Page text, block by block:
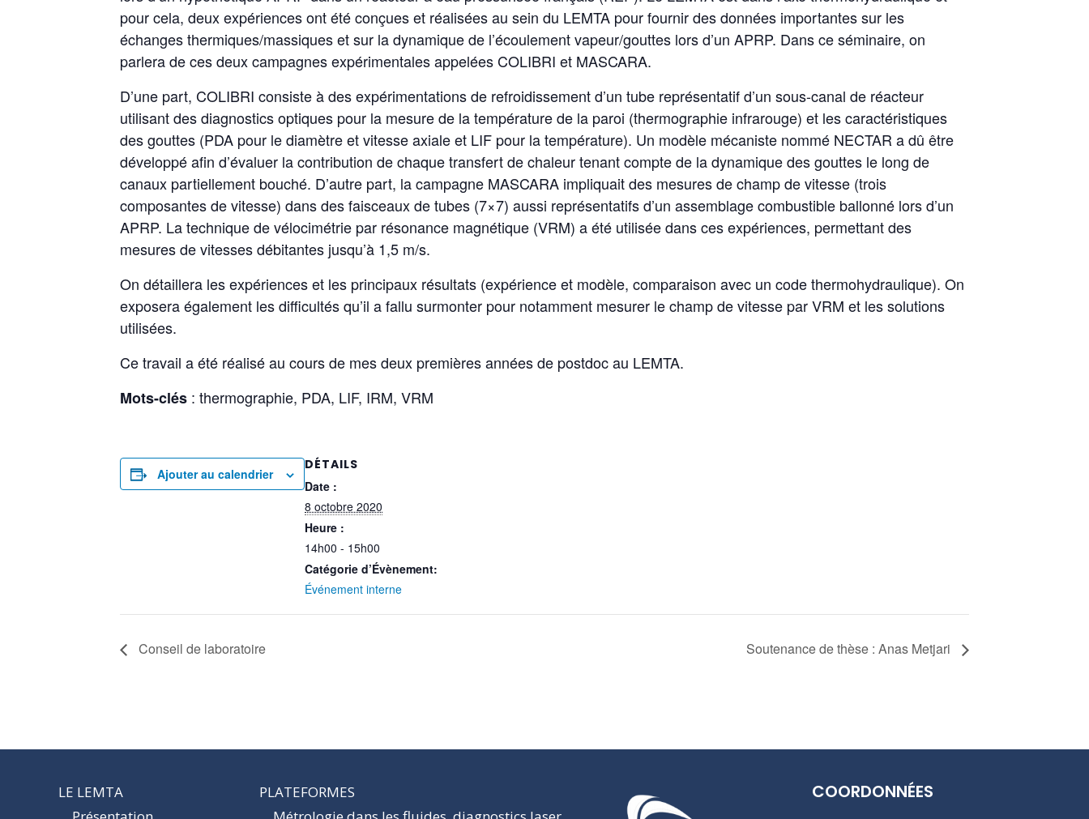
pour cela, deux expériences ont été conçues et réalisées au sein du LEMTA pour fournir des données importantes sur les
échanges thermiques/massiques et sur la dynamique de l’écoulement vapeur/gouttes lors d’un APRP. Dans ce séminaire, on
parlera de ces deux campagnes expérimentales appelées COLIBRI et MASCARA.
D’une part, COLIBRI consiste à des expérimentations de refroidissement d’un tube représentatif d’un sous-canal de réacteur
utilisant des diagnostics optiques pour la mesure de la température de la paroi (thermographie infrarouge) et les caractéristiques
des gouttes (PDA pour le diamètre et vitesse axiale et LIF pour la température). Un modèle mécaniste nommé NECTAR a dû être
développé afin d’évaluer la contribution de chaque transfert de chaleur tenant compte de la dynamique des gouttes le long de
canaux partiellement bouché. D’autre part, la campagne MASCARA impliquait des mesures de champ de vitesse (trois
composantes de vitesse) dans des faisceaux de tubes (7×7) aussi représentatifs d’un assemblage combustible ballonné lors d’un
APRP. La technique de vélocimétrie par résonance magnétique (VRM) a été utilisée dans ces expériences, permettant des
mesures de vitesses débitantes jusqu’à 1,5 m/s.
On détaillera les expériences et les principaux résultats (expérience et modèle, comparaison avec un code thermohydraulique). On
exposera également les difficultés qu’il a fallu surmonter pour notamment mesurer le champ de vitesse par VRM et les solutions
utilisées.
Ce travail a été réalisé au cours de mes deux premières années de postdoc au LEMTA.
Mots-clés : thermographie, PDA, LIF, IRM, VRM
Ajouter au calendrier
DÉTAILS
Date :
8 octobre 2020
Heure :
14h00 - 15h00
Catégorie d’Évènement:
Événement interne
Conseil de laboratoire Soutenance de thèse : Anas Metjari
LE LEMTA
PLATEFORMES
COORDONNÉES